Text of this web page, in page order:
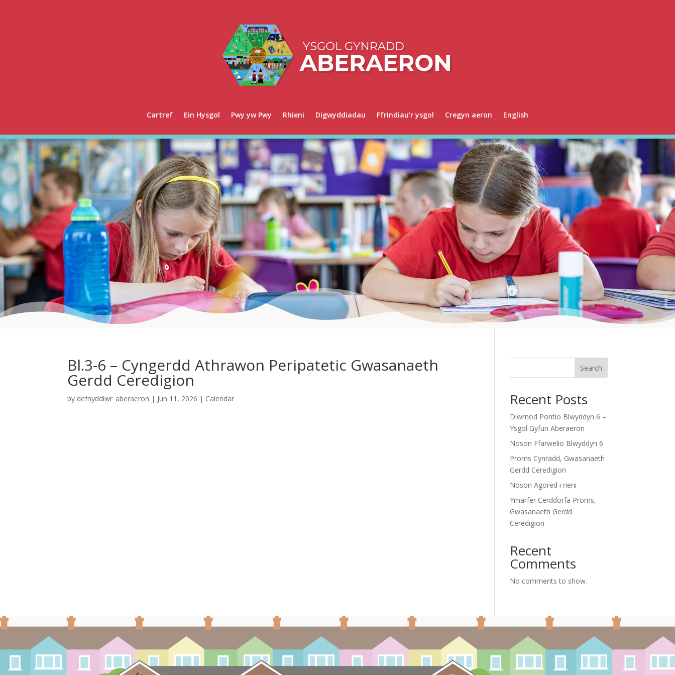
Cartref Ein Hysgol Pwy yw Pwy Rhieni Digwyddiadau Ffrindiau’r ysgol Cregyn aeron English
Bl.3-6 – Cyngerdd Athrawon Peripatetic Gwasanaeth
Gerdd Ceredigion
by defnyddiwr_aberaeron | Jun 11, 2026 | Calendar
Search
Recent Posts
Diwrnod Pontio Blwyddyn 6 –
Ysgol Gyfun Aberaeron
Noson Ffarwelio Blwyddyn 6
Proms Cynradd, Gwasanaeth
Gerdd Ceredigion
Noson Agored i rieni
Ymarfer Cerddorfa Proms,
Gwasanaeth Gerdd
Ceredigion
Recent
Comments
No comments to show.